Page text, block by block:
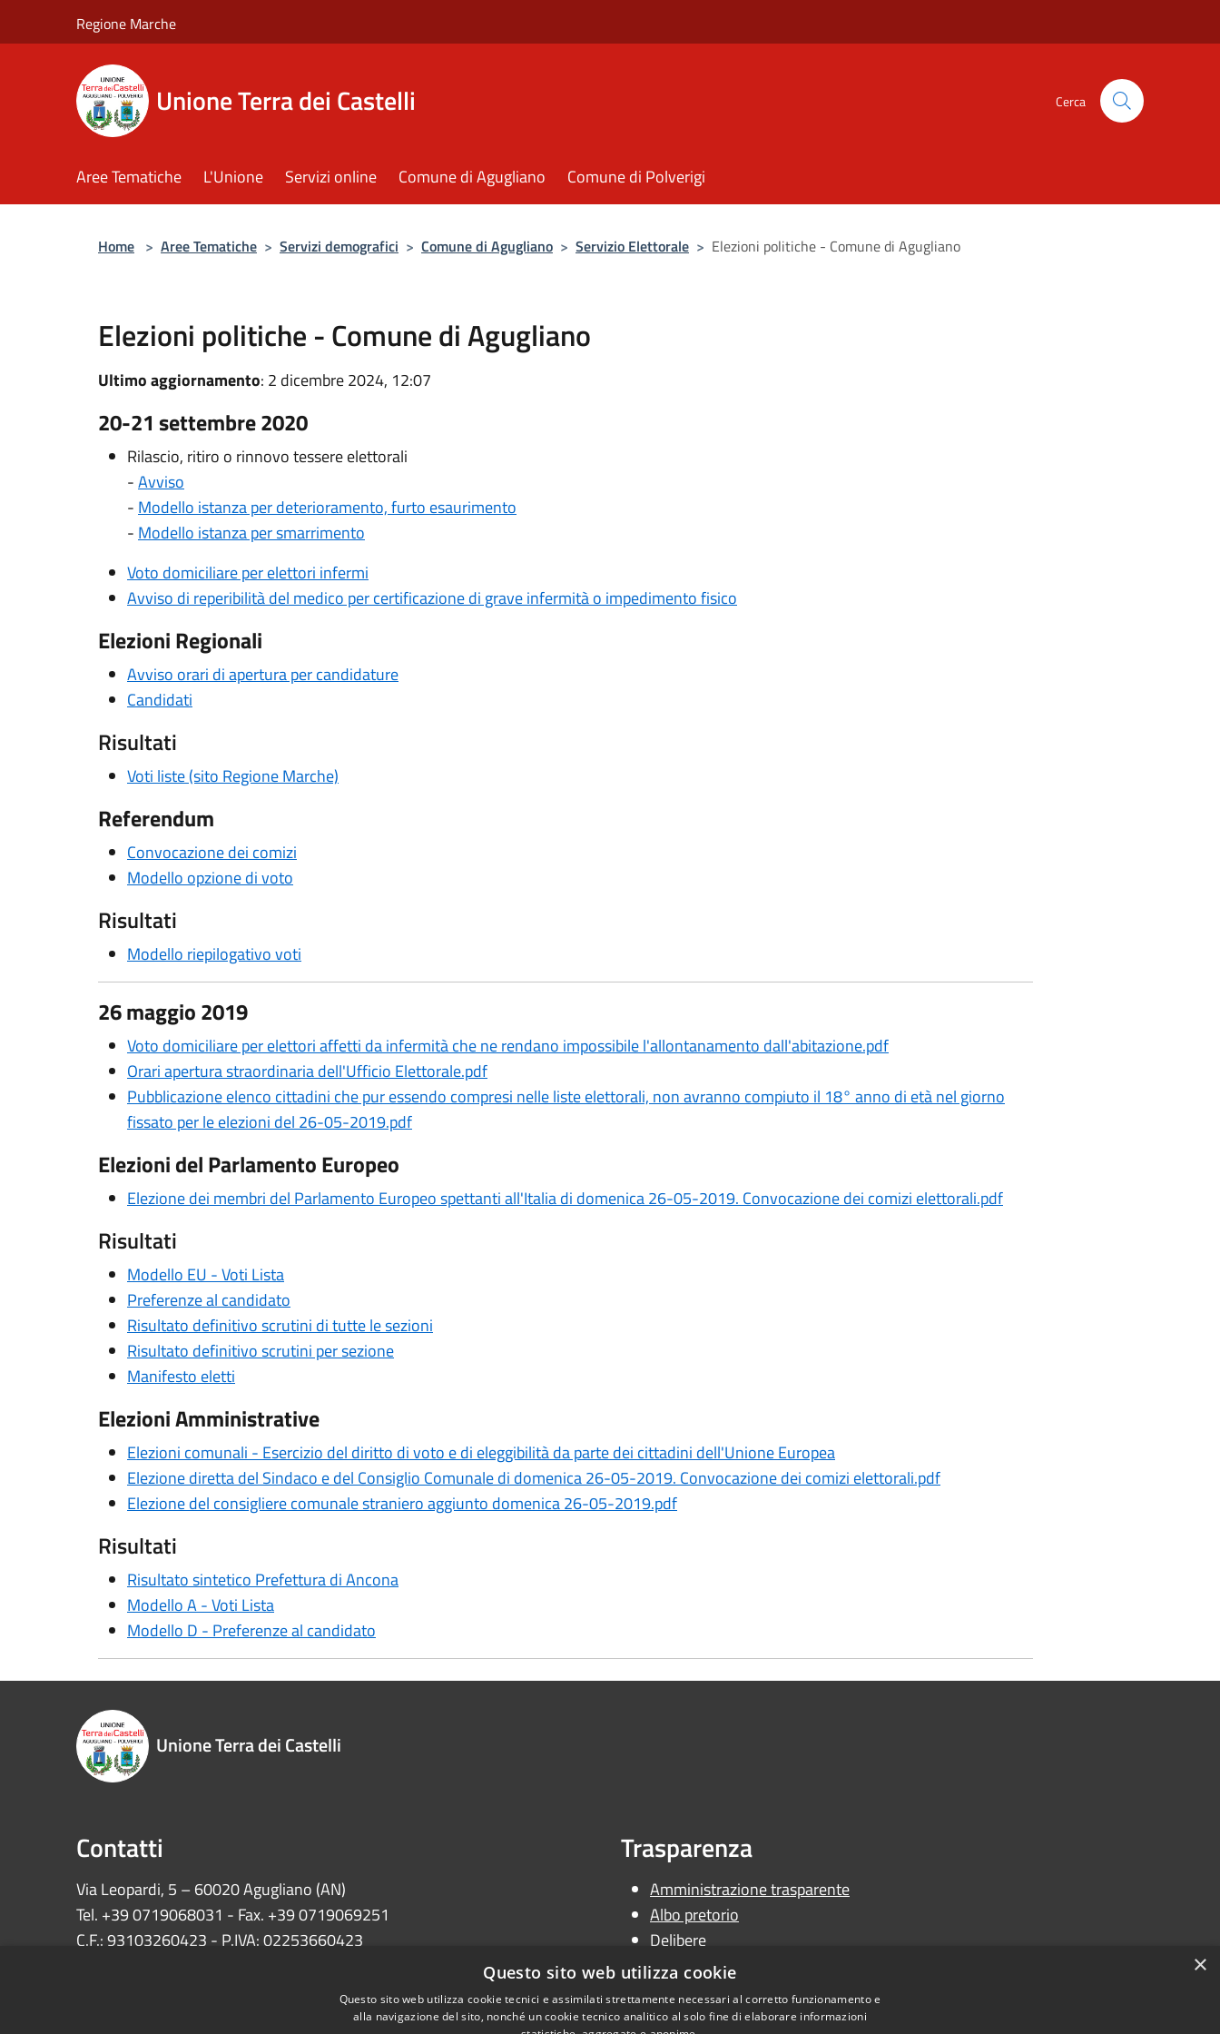
Regione Marche
Unione Terra dei Castelli Cerca
Aree Tematiche L'Unione Servizi online Comune di Agugliano Comune di Polverigi
Home > Aree Tematiche > Servizi demografici > Comune di Agugliano > Servizio Elettorale > Elezioni politiche - Comune di Agugliano
Elezioni politiche - Comune di Agugliano
Ultimo aggiornamento: 2 dicembre 2024, 12:07
20-21 settembre 2020
Rilascio, ritiro o rinnovo tessere elettorali
-Avviso
- Modello istanza per deterioramento, furto esaurimento
- Modello istanza per smarrimento
Voto domiciliare per elettori infermi
Avviso di reperibilità del medico per certificazione di grave infermità o impedimento fisico
Elezioni Regionali
Avviso orari di apertura per candidature
Candidati
Risultati
Voti liste (sito Regione Marche)
Referendum
Convocazione dei comizi
Modello opzione di voto
Risultati
Modello riepilogativo voti
26 maggio 2019
Voto domiciliare per elettori affetti da infermità che ne rendano impossibile l'allontanamento dall'abitazione.pdf
Orari apertura straordinaria dell'Ufficio Elettorale.pdf
Pubblicazione elenco cittadini che pur essendo compresi nelle liste elettorali, non avranno compiuto il 18° anno di età nel giorno
fissato per le elezioni del 26-05-2019.pdf
Elezioni del Parlamento Europeo
Elezione dei membri del Parlamento Europeo spettanti all'Italia di domenica 26-05-2019. Convocazione dei comizi elettorali.pdf
Risultati
Modello EU - Voti Lista
Preferenze al candidato
Risultato definitivo scrutini di tutte le sezioni
Risultato definitivo scrutini per sezione
Manifesto eletti
Elezioni Amministrative
Elezioni comunali - Esercizio del diritto di voto e di eleggibilità da parte dei cittadini dell'Unione Europea
Elezione diretta del Sindaco e del Consiglio Comunale di domenica 26-05-2019. Convocazione dei comizi elettorali.pdf
Elezione del consigliere comunale straniero aggiunto domenica 26-05-2019.pdf
Risultati
Risultato sintetico Prefettura di Ancona
Modello A - Voti Lista
Modello D - Preferenze al candidato
Unione Terra dei Castelli
Contatti
Via Leopardi, 5 – 60020 Agugliano (AN)
Tel. +39 0719068031 - Fax. +39 0719069251
C.F.: 93103260423 - P.IVA: 02253660423
comuni.unionecastelli@emarche.it
Trasparenza
Amministrazione trasparente
Albo pretorio
Delibere
Determine
Ordinanze
×
Questo sito web utilizza cookie
Questo sito web utilizza cookie tecnici e assimilati strettamente necessari al corretto funzionamento e
alla navigazione del sito, nonché un cookie tecnico analitico al solo fine di elaborare informazioni